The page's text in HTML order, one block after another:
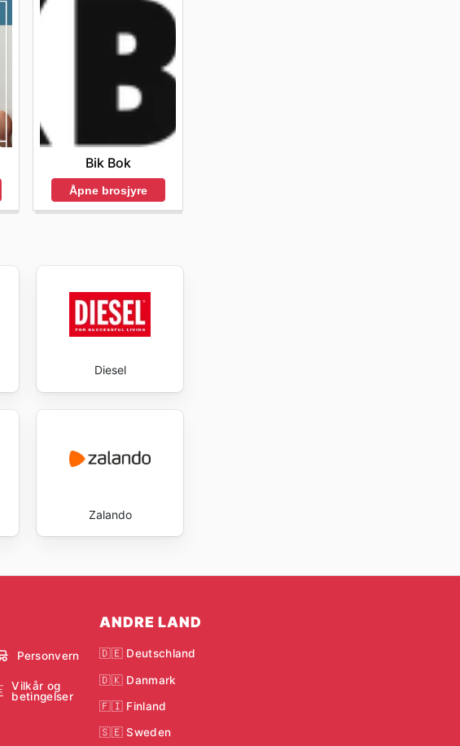
Bik Bok
Åpne brosjyre
Diesel
Zalando
Personvern
Vilkår og
betingelser
ANDRE LAND
🇩🇪 Deutschland
🇩🇰 Danmark
🇫🇮 Finland
🇸🇪 Sweden